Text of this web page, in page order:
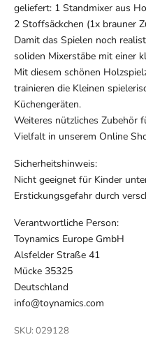
geliefert: 1 Standmixer aus
2 Stoffsäckchen (1x brauner
Damit das Spielen noch
soliden Mixerstäbe mit einer
Mit diesem schönen
trainieren die Kleinen
Küchengeräten.
Weiteres nützliches Zubehör
Vielfalt in unserem Online
Sicherheitshinweis:
Nicht geeignet für Kinder
Erstickungsgefahr durch
Verantwortliche Person:
Toynamics Europe GmbH
Alsfelder Straße 41
Mücke 35325
Deutschland
info@toynamics.com
SKU: 029128